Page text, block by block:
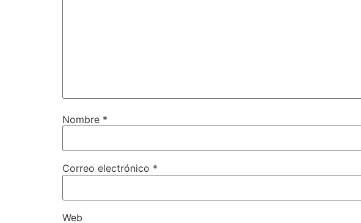
Nombre *
Correo electrónico *
Web